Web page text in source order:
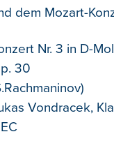
dem Mozart-
Nr. 3 in D-
30
Vondracek,